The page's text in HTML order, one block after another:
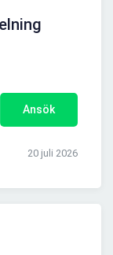
Ansök
20 juli 2026